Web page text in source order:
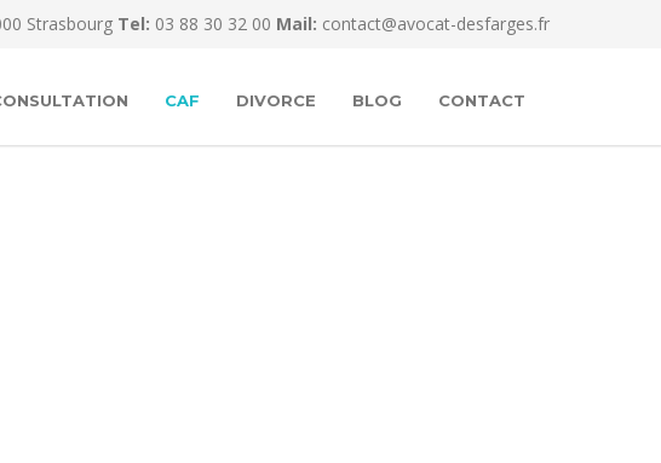
Strasbourg Tel: 03 88 30 32 00 Mail: contact@avocat-desfarges.fr
CAF DIVORCE BLOG CONTACT